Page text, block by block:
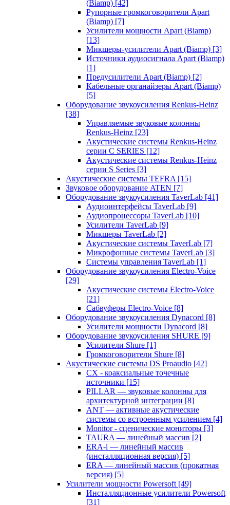
(Biamp) [42]
Рупорные громкоговорители Apart
(Biamp) [7]
Усилители мощности Apart (Biamp)
[13]
Микшеры-усилители Apart (Biamp) [3]
Источники аудиосигнала Apart (Biamp)
[1]
Предусилители Apart (Biamp) [2]
Кабельные органайзеры Apart (Biamp)
[5]
Оборудование звукоусиления Renkus-Heinz
[38]
Управляемые звуковые колонны
Renkus-Heinz [23]
Акустические системы Renkus-Heinz
серии C SERIES [12]
Акустические системы Renkus-Heinz
серии S Series [3]
Акустические системы TEFRA [15]
Звуковое оборудование ATEN [7]
Оборудование звукоусиления TaverLab [41]
Аудиоинтерфейсы TaverLab [9]
Аудиопроцессоры TaverLab [10]
Усилители TaverLab [9]
Микшеры TaverLab [2]
Акустические системы TaverLab [7]
Микрофонные системы TaverLab [3]
Системы управления TaverLab [1]
Оборудование звукоусиления Electro-Voice
[29]
Акустические системы Electro-Voice
[21]
Сабвуферы Electro-Voice [8]
Оборудование звукоусиления Dynacord [8]
Усилители мощности Dynacord [8]
Оборудование звукоусиления SHURE [9]
Усилители Shure [1]
Громкоговорители Shure [8]
Акустические системы DS Proaudio [42]
CX - коаксиальные точечные
источники [15]
PILLAR — звуковые колонны для
архитектурной интеграции [8]
ANT — активные акустические
системы со встроенным усилением [4]
Monitor - сценические мониторы [3]
TAURA — линейный массив [2]
ERA-i — линейный массив
(инсталляционная версия) [5]
ERA — линейный массив (прокатная
версия) [5]
Усилители мощности Powersoft [49]
Инсталляционные усилители Powersoft
[31]